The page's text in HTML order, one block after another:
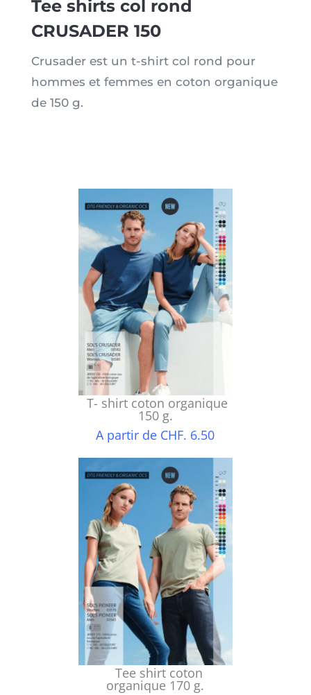
Tee shirts col rond
CRUSADER 150
Crusader est un t-shirt col rond pour
hommes et femmes en coton organique
de 150 g.
T- shirt coton organique
150 g.
A partir de CHF. 6.50
Tee shirt coton
organique 170 g.